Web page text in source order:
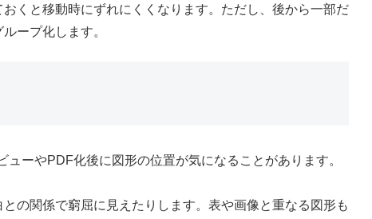
くと移動時にずれにくくなります。ただし、後から一部だ
ープ化します。
ーやPDF化後に図形の位置が気になることがあります。
の関係で窮屈に見えたりします。表や画像と重なる図形も